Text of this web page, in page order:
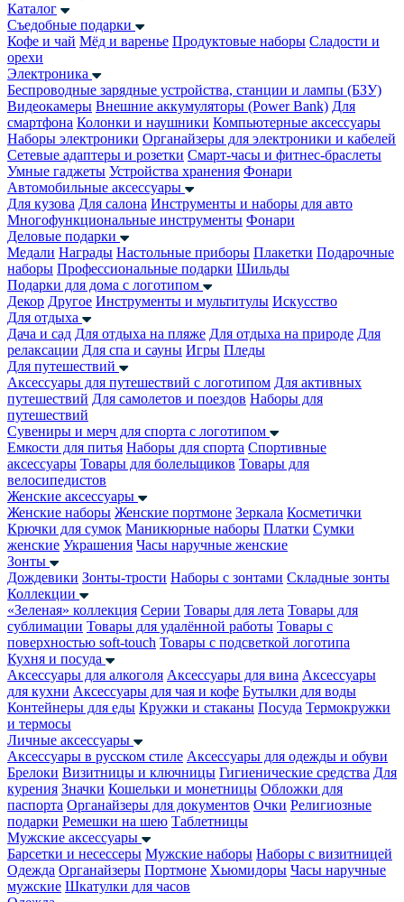
Каталог
Съедобные подарки
Кофе и чай Мёд и варенье Продуктовые наборы Сладости и
орехи
Электроника
Беспроводные зарядные устройства, станции и лампы (БЗУ)
Видеокамеры Внешние аккумуляторы (Power Bank) Для
смартфона Колонки и наушники Компьютерные аксессуары
Наборы электроники Органайзеры для электроники и кабелей
Сетевые адаптеры и розетки Смарт-часы и фитнес-браслеты
Умные гаджеты Устройства хранения Фонари
Автомобильные аксессуары
Для кузова Для салона Инструменты и наборы для авто
Многофункциональные инструменты Фонари
Деловые подарки
Медали Награды Настольные приборы Плакетки Подарочные
наборы Профессиональные подарки Шильды
Подарки для дома с логотипом
Декор Другое Инструменты и мультитулы Искусство
Для отдыха
Дача и сад Для отдыха на пляже Для отдыха на природе Для
релаксации Для спа и сауны Игры Пледы
Для путешествий
Аксессуары для путешествий с логотипом Для активных
путешествий Для самолетов и поездов Наборы для
путешествий
Сувениры и мерч для спорта с логотипом
Емкости для питья Наборы для спорта Спортивные
аксессуары Товары для болельщиков Товары для
велосипедистов
Женские аксессуары
Женские наборы Женские портмоне Зеркала Косметички
Крючки для сумок Маникюрные наборы Платки Сумки
женские Украшения Часы наручные женские
Зонты
Дождевики Зонты-трости Наборы с зонтами Складные зонты
Коллекции
«Зеленая» коллекция Серии Товары для лета Товары для
сублимации Товары для удалённой работы Товары с
поверхностью soft-touch Товары с подсветкой логотипа
Кухня и посуда
Аксессуары для алкоголя Аксессуары для вина Аксессуары
для кухни Аксессуары для чая и кофе Бутылки для воды
Контейнеры для еды Кружки и стаканы Посуда Термокружки
и термосы
Личные аксессуары
Аксессуары в русском стиле Аксессуары для одежды и обуви
Брелоки Визитницы и ключницы Гигиенические средства Для
курения Значки Кошельки и монетницы Обложки для
паспорта Органайзеры для документов Очки Религиозные
подарки Ремешки на шею Таблетницы
Мужские аксессуары
Барсетки и несессеры Мужские наборы Наборы с визитницей
Одежда Органайзеры Портмоне Хьюмидоры Часы наручные
мужские Шкатулки для часов